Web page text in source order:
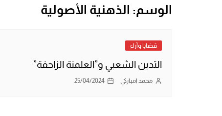
الوسم: الذهنية الأصولية
قضايا وآراء
التدين الشعبي و”العلمنة الزاحفة”
محمد امباركي 25/04/2024